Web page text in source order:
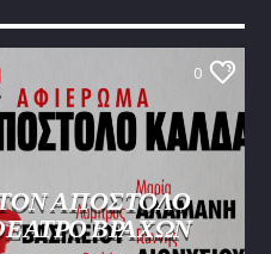
0
ΑΠΟΣΤΟΛΟ
ΒΡΑΧΩΝ